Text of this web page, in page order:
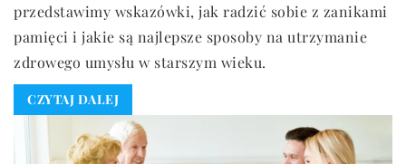
przedstawimy wskazówki, jak radzić sobie z zanikami
pamięci i jakie są najlepsze sposoby na utrzymanie
zdrowego umysłu w starszym wieku.
CZYTAJ DALEJ